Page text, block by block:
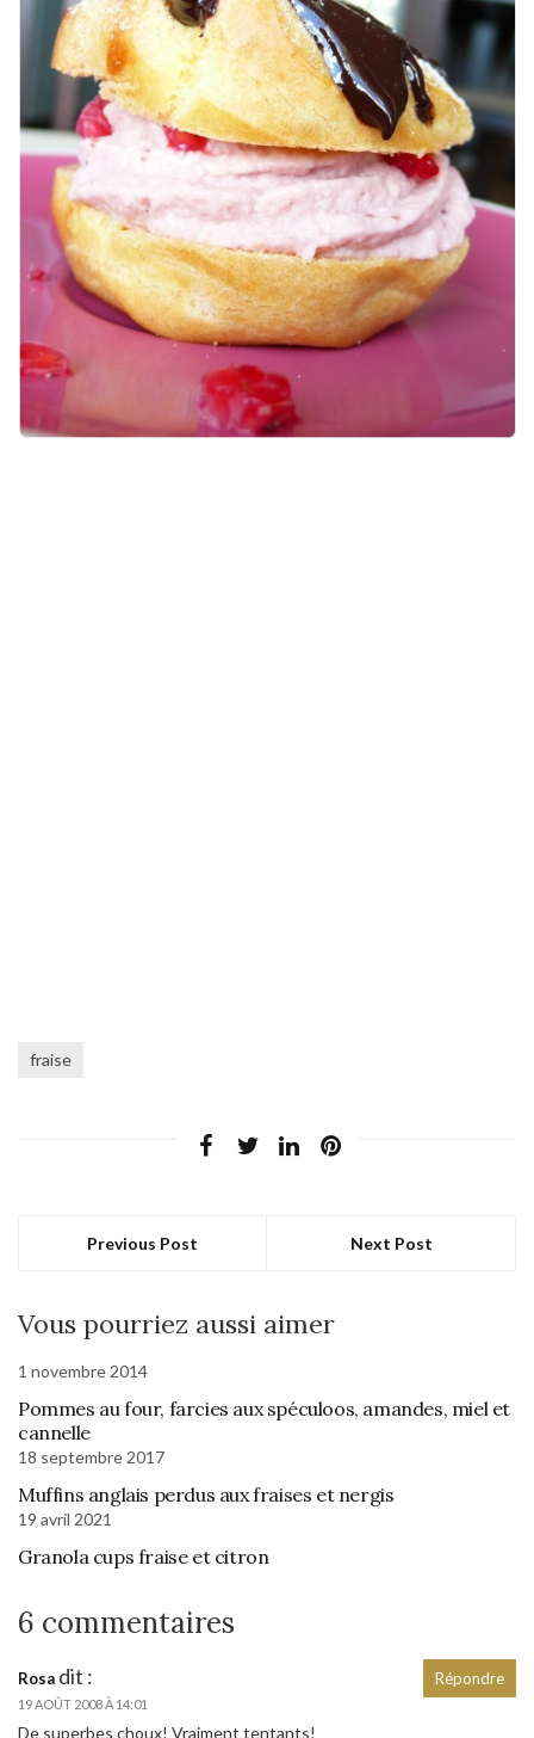
fraise
Previous Post Next Post
Vous pourriez aussi aimer
1 novembre 2014
Pommes au four, farcies aux spéculoos, amandes, miel et
cannelle
18 septembre 2017
Muffins anglais perdus aux fraises et nergis
19 avril 2021
Granola cups fraise et citron
6 commentaires
Rosa dit :
19 AOÛT 2008 À 14:01
De superbes choux! Vraiment tentants!
Répondre